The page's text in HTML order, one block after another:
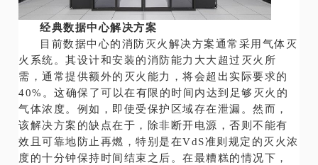
经典数据中心解决方案
目前数据中心的消防灭火解决方案通常采用气体灭
火系统。其设计和安装的消防能力大大超过灭火所
需，通常提供额外的灭火能力，将会超出实际要求的
40%。这确保了可以在有限的时间内达到足够灭火的
气体浓度。例如，即使受保护区域存在泄漏。然而，
该解决方案的缺点在于，除非断开电源，否则不能有
效且可靠地防止再燃，特别是在VdS准则规定的灭火浓
度的十分钟保持时间结束之后。在最糟糕的情况下，